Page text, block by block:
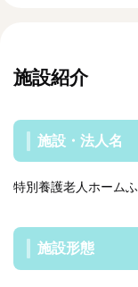
施設紹介
施設・法人名
特別養護老人ホーム
施設形態